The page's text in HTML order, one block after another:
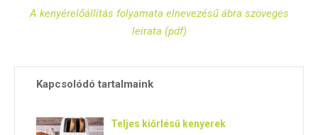
A kenyérelőállítás folyamata elnevezésű ábra szöveges
leirata (pdf)
Kapcsolódó tartalmaink
Teljes kiőrlésű kenyerek